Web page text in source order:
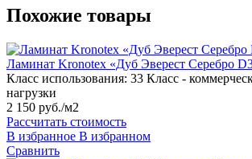
Похожие товары
Ламинат Kronotex «Дуб Эверест Серебро
Класс использования: 33 Класс -
нагрузки
2 150 руб./м2
Рассчитать стоимость
В избранное В избранном
Сравнить